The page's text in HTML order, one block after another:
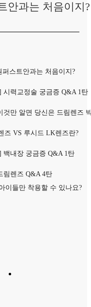
안과는 처음이지?
퍼스트안과는 처음이지?
시력교정술 궁금증 Q&A 1탄
것만 알면 당신은 드림렌즈
즈 VS 루시드 LK렌즈란?
백내장 궁금증 Q&A 1탄
림렌즈 Q&A 4탄
이들만 착용할 수 있나요?